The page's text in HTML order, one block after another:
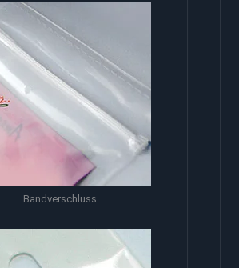
Bandverschluss